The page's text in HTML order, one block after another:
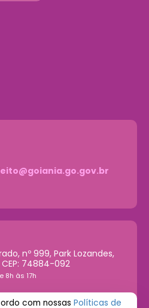
nº 999, Park Lozandes,
74884-092
8h às 17h
com nossas Políticas de